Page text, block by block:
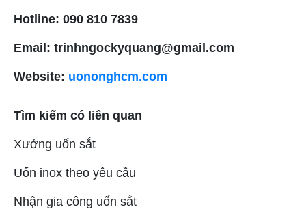
Hotline: 090 810 7839
Email: trinhngockyquang@gmail.com
Website: uononghcm.com
Tìm kiếm có liên quan
Xưởng uốn sắt
Uốn inox theo yêu cầu
Nhận gia công uốn sắt